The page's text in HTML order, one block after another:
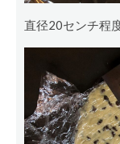
直径20センチ程